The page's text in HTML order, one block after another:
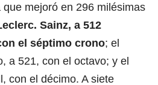
que mejoró en 296 milésimas
Sainz, a 512
el séptimo crono; el
a 521, con el octavo; y el
con el décimo. A siete